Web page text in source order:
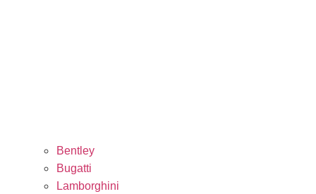
Bentley
Bugatti
Lamborghini